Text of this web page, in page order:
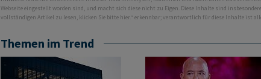
Webseite eingestellt worden sind, und macht sich diese nicht zu Eigen. Diese Inhalte sind
vollständigen Artikel zu lesen, klicken Sie bitte hier.“ erkennbar; verantwortlich für diese Inhalte ist
Themen im Trend